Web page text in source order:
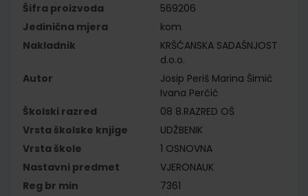
Šifra proizvoda
569206
Jedinična mjera
kom
Nakladnik
KRŠĆANSKA SADAŠNJOST
d.o.o.
Autor
Josip Periš Marina Šimić
Ivana Perčić
Školski razred
08 8.RAZRED OŠ
Vrsta školske knjige
UDŽBENIK
Vrsta škole
1 OSNOVNA
Nastavni predmet
VJERONAUK
Reg br min
7361